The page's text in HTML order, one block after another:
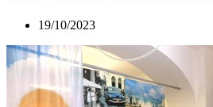
19/10/2023